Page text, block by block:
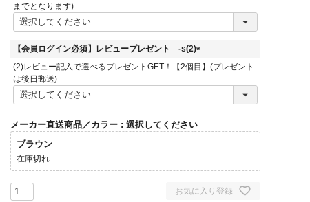
までとなります)
【会員ログイン必須】レビュープレゼント -s(2)
(
須
(2)レビュー記入で選べるプレゼントGET！【2個目】(プレゼント
は後日郵送)
メーカー直送商品／カラー
選択してください
ブラウン
在庫切れ
お気に入り登録